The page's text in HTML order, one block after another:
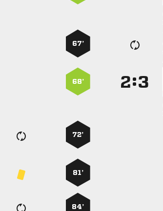
67’
68’ :
72’
81’
84’